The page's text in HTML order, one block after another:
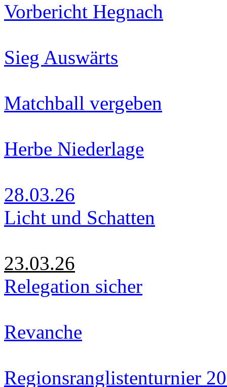
Vorbericht Hegnach
Sieg Auswärts
Matchball vergeben
Herbe Niederlage
28.03.26
Licht und Schatten
23.03.26
Relegation sicher
Revanche
Regionsranglistenturnier